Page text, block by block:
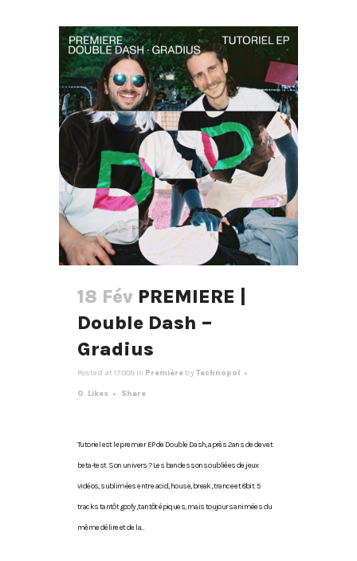
18 Fév PREMIERE |
Double Dash –
Gradius
Posted at 17:00h in Première byTechnopol
0 Likes Share
Tutoriel est le premier EP de Double Dash, après 2ans de dev et
beta-test. Son univers ? Les bandes sons oubliées de jeux
vidéos, sublimées entre acid, house, break, trance et 8bit. 5
tracks tantôt goofy, tantôt épiques, mais toujours animées du
même délire et de la...